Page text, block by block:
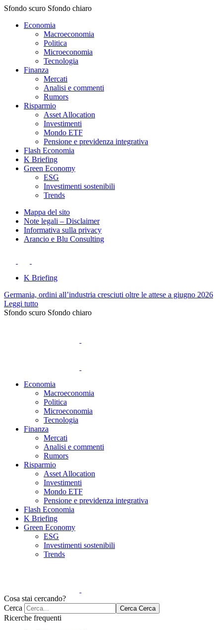
Sfondo scuro Sfondo chiaro
Economia
Macroeconomia
Politica
Microeconomia
Tecnologia
Finanza
Mercati
Analisi e commenti
Rumors
Risparmio
Asset Allocation
Investimenti
Mondo ETF
Pensione e previdenza integrativa
Flash Economia
K Briefing
Green Economy
ESG
Investimenti sostenibili
Trends
Mappa del sito
Note legali – Disclaimer
Informativa sulla privacy
Arancio e Blu Consulting
K Briefing
Germania, ordini all’industria cresciuti oltre le attese a giugno 2026
Leggi tutto
Sfondo scuro Sfondo chiaro
Economia
Macroeconomia
Politica
Microeconomia
Tecnologia
Finanza
Mercati
Analisi e commenti
Rumors
Risparmio
Asset Allocation
Investimenti
Mondo ETF
Pensione e previdenza integrativa
Flash Economia
K Briefing
Green Economy
ESG
Investimenti sostenibili
Trends
Cosa stai cercando?
Cerca
Cerca Cerca
Ricerche frequenti